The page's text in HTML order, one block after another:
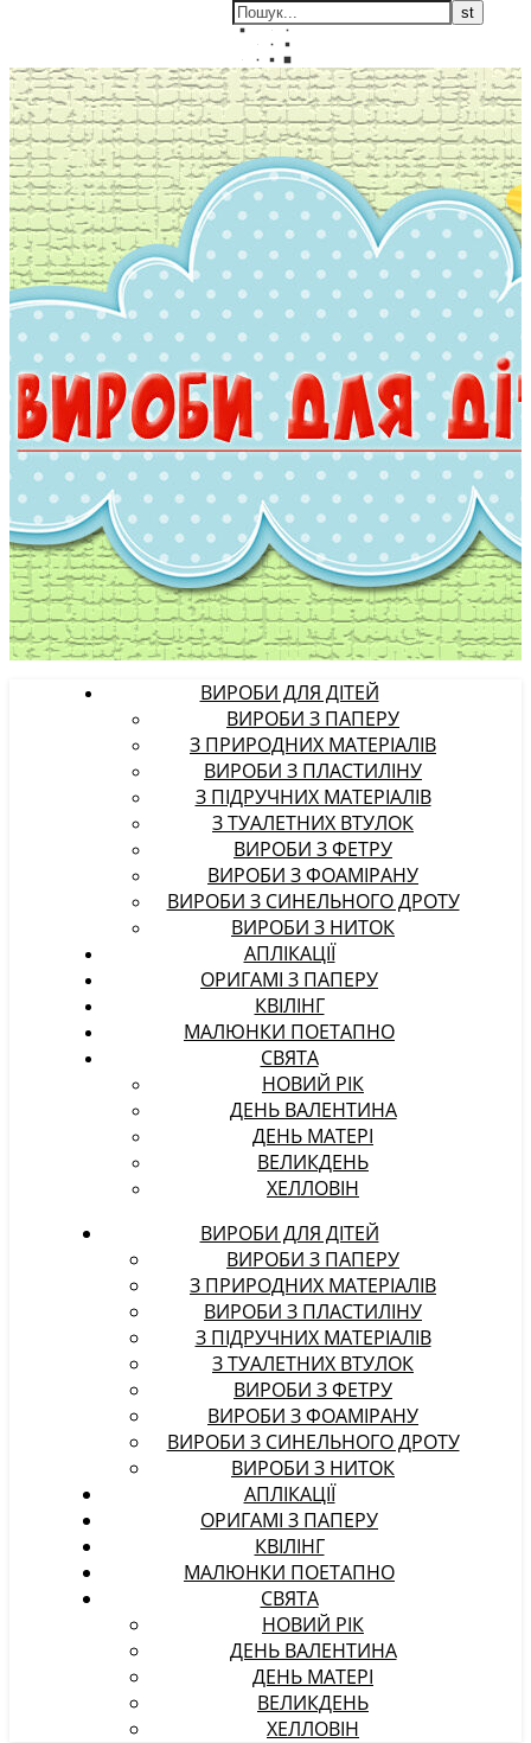
ВИРОБИ ДЛЯ ДІТЕЙ
ВИРОБИ З ПАПЕРУ
З ПРИРОДНИХ МАТЕРІАЛІВ
ВИРОБИ З ПЛАСТИЛІНУ
З ПІДРУЧНИХ МАТЕРІАЛІВ
З ТУАЛЕТНИХ ВТУЛОК
ВИРОБИ З ФЕТРУ
ВИРОБИ З ФОАМІРАНУ
ВИРОБИ З СИНЕЛЬНОГО ДРОТУ
ВИРОБИ З НИТОК
АПЛІКАЦІЇ
ОРИГАМІ З ПАПЕРУ
КВІЛІНГ
МАЛЮНКИ ПОЕТАПНО
СВЯТА
НОВИЙ РІК
ДЕНЬ ВАЛЕНТИНА
ДЕНЬ МАТЕРІ
ВЕЛИКДЕНЬ
ХЕЛЛОВІН
ВИРОБИ ДЛЯ ДІТЕЙ
ВИРОБИ З ПАПЕРУ
З ПРИРОДНИХ МАТЕРІАЛІВ
ВИРОБИ З ПЛАСТИЛІНУ
З ПІДРУЧНИХ МАТЕРІАЛІВ
З ТУАЛЕТНИХ ВТУЛОК
ВИРОБИ З ФЕТРУ
ВИРОБИ З ФОАМІРАНУ
ВИРОБИ З СИНЕЛЬНОГО ДРОТУ
ВИРОБИ З НИТОК
АПЛІКАЦІЇ
ОРИГАМІ З ПАПЕРУ
КВІЛІНГ
МАЛЮНКИ ПОЕТАПНО
СВЯТА
НОВИЙ РІК
ДЕНЬ ВАЛЕНТИНА
ДЕНЬ МАТЕРІ
ВЕЛИКДЕНЬ
ХЕЛЛОВІН